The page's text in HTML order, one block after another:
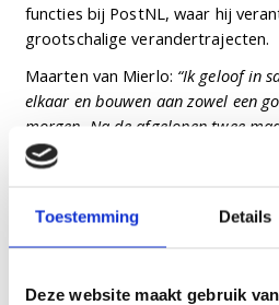
Toestemming Details
Deze website maakt gebruik
functies bij PostNL, waar hij
grootschalige verandertrajecten.
Maarten van Mierlo: “Ik geloof in
elkaar en bouwen aan zowel een
morgen. Na de afgelopen twee
meegekeken en meegedaan, heb
aan de slag te gaan en samen te
Daarnaast omvat zijn portefeuille